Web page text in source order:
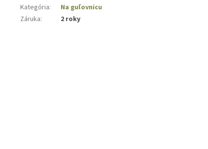
Kategória:
Na guľovnicu
Záruka: 2 roky